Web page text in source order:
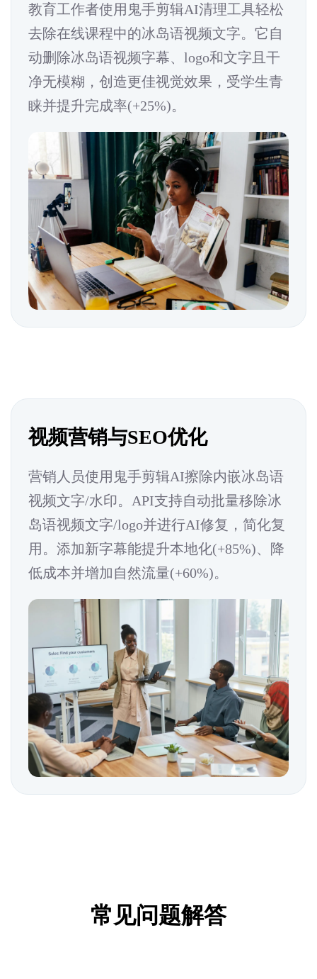
教育工作者使用鬼手剪辑AI清理工具轻松
去除在线课程中的冰岛语视频文字。它自
动删除冰岛语视频字幕、logo和文字且干
净无模糊，创造更佳视觉效果，受学生青
睐并提升完成率(+25%)。
视频营销与SEO优化
营销人员使用鬼手剪辑AI擦除内嵌冰岛语
视频文字/水印。API支持自动批量移除冰
岛语视频文字/logo并进行AI修复，简化复
用。添加新字幕能提升本地化(+85%)、降
低成本并增加自然流量(+60%)。
常见问题解答